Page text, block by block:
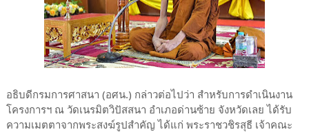
อธิบดีกรมการศาสนา (อศน.) กล่าวต่อไปว่า สำหรับการดำเนินงาน
โครงการฯ ณ วัดเนรมิตวิปัสสนา อำเภอด่านซ้าย จังหวัดเลย ได้รับ
ความเมตตาจากพระสงฆ์รูปสำคัญ ได้แก่ พระราชวชิรสุธี เจ้าคณะ